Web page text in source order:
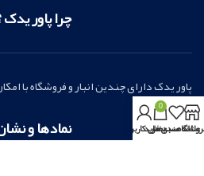
چرا پاور
پاور یدک دارای چندین انبار و فروشگاه با
نمادها و علاقه مندی ها
0
سبد خرید
بخش کاربری